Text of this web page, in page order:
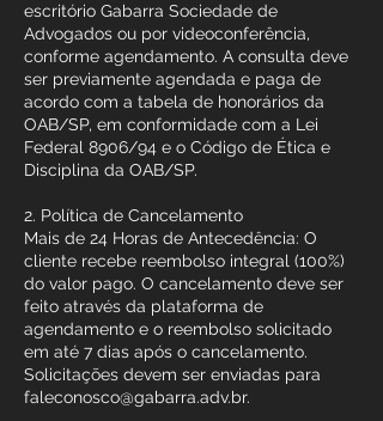
escritório Gabarra Sociedade de
Advogados ou por videoconferência,
conforme agendamento. A consulta deve
ser previamente agendada e paga de
acordo com a tabela de honorários da
OAB/SP, em conformidade com a Lei
Federal 8906/94 e o Código de Ética e
Disciplina da OAB/SP.
2. Política de Cancelamento
Mais de 24 Horas de Antecedência: O
cliente recebe reembolso integral (100%)
do valor pago. O cancelamento deve ser
feito através da plataforma de
agendamento e o reembolso solicitado
em até 7 dias após o cancelamento.
Solicitações devem ser enviadas para
faleconosco@gabarra.adv.br.